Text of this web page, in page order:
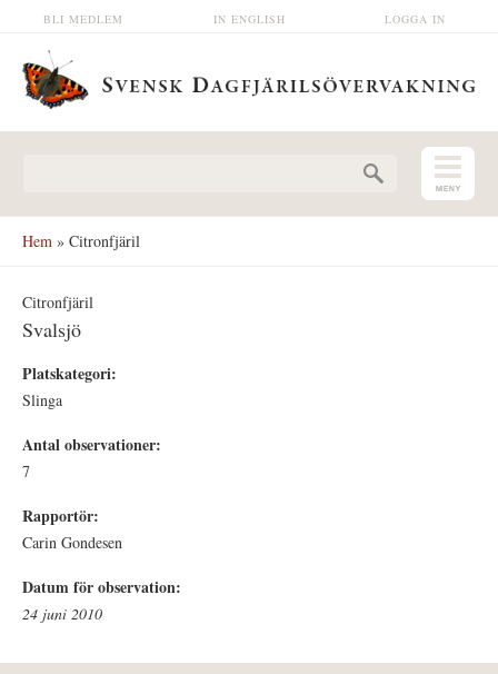
Hoppa till huvudinnehåll LOGGA IN
IN ENGLISH
BLI MEDLEM
Hem » Citronfjäril
Citronfjäril
Svalsjö
Platskategori:
Slinga
Antal observationer:
7
Rapportör:
Carin Gondesen
Datum för observation:
24 juni 2010